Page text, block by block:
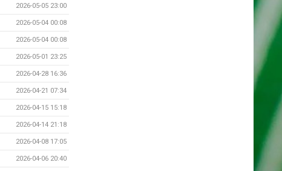
2026-05-05 23:00
2026-05-04 00:08
2026-05-04 00:08
2026-05-01 23:25
2026-04-28 16:36
2026-04-21 07:34
2026-04-15 15:18
2026-04-14 21:18
2026-04-08 17:05
2026-04-06 20:40